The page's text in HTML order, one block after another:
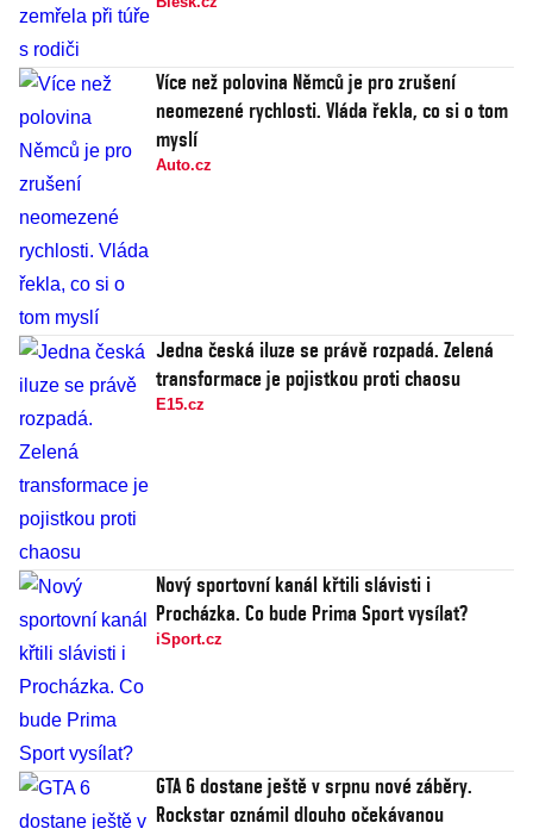
Více než polovina Němců je pro zrušení
neomezené rychlosti. Vláda řekla, co si o tom
myslí
Auto.cz
Jedna česká iluze se právě rozpadá. Zelená
transformace je pojistkou proti chaosu
E15.cz
Nový sportovní kanál křtili slávisti i
Procházka. Co bude Prima Sport vysílat?
iSport.cz
GTA 6 dostane ještě v srpnu nové záběry.
Rockstar oznámil dlouho očekávanou